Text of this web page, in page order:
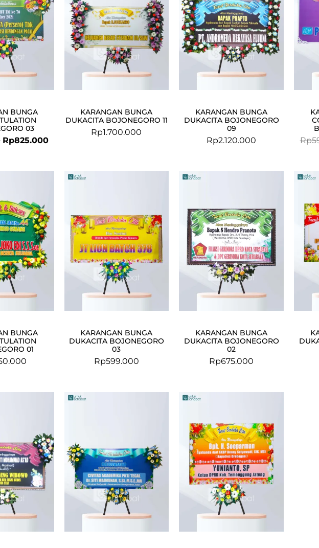
BUNGA
03
Rp825.000
KARANGAN BUNGA
DUKACITA BOJONEGORO 11
Rp1.700.000
KARANGAN BUNGA
DUKACITA BOJONEGORO
09
Rp2.120.000 Rp
BUNGA
01
KARANGAN BUNGA
DUKACITA BOJONEGORO
03
Rp599.000
KARANGAN BUNGA
DUKACITA BOJONEGORO
02
Rp675.000
Rp849.000.
Current
Rp825.000.
Current
Rp825.000.